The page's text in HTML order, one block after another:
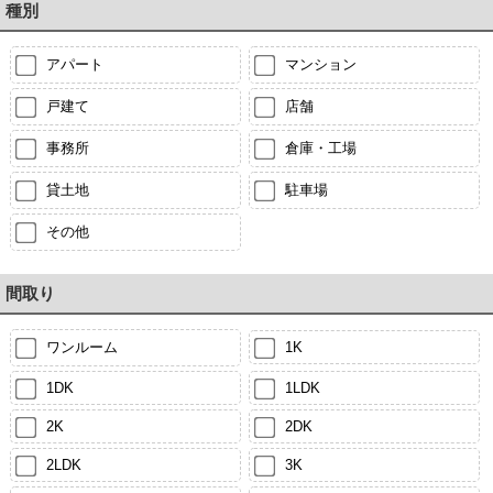
種別
アパート マンション
戸建て 店舗
事務所 倉庫・工場
貸土地 駐車場
その他
間取り
ワンルーム 1K
1DK 1LDK
2K 2DK
2LDK 3K